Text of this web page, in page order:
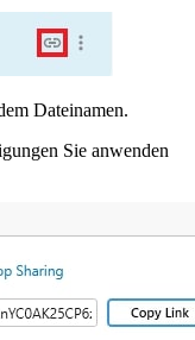
Dateinamen.
Sie anwenden